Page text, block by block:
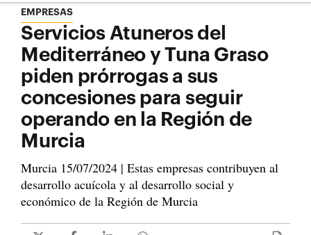
EMPRESAS
Servicios Atuneros del
Mediterráneo y Tuna Graso
piden prórrogas a sus
concesiones para seguir
operando en la Región de
Murcia
Murcia 15/07/2024 | Estas empresas contribuyen al
desarrollo acuícola y al desarrollo social y
económico de la Región de Murcia